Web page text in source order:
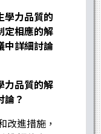
學力品質的
定相應的解
中詳細討論
力品質的解
論？
改進措施，